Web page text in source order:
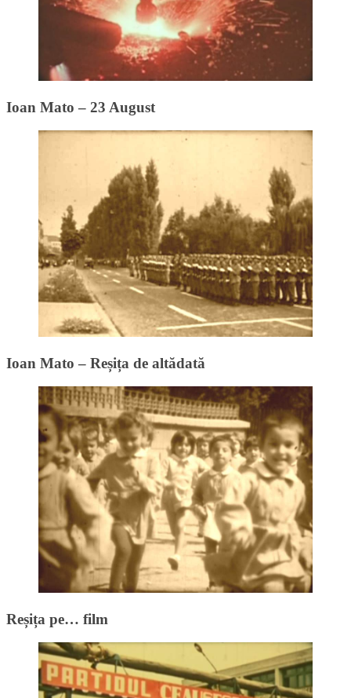
Ioan Mato – 23 August
Ioan Mato – Reșița de altădată
Reșița pe… film